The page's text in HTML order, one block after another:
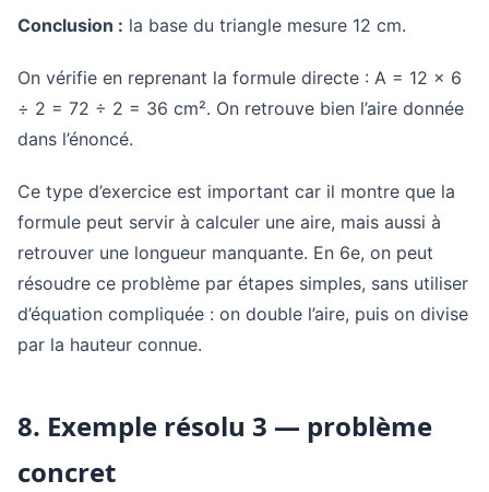
Conclusion : la base du triangle mesure 12 cm.
On vérifie en reprenant la formule directe : A = 12 × 6
÷ 2 = 72 ÷ 2 = 36 cm². On retrouve bien l’aire donnée
dans l’énoncé.
Ce type d’exercice est important car il montre que la
formule peut servir à calculer une aire, mais aussi à
retrouver une longueur manquante. En 6e, on peut
résoudre ce problème par étapes simples, sans utiliser
d’équation compliquée : on double l’aire, puis on divise
par la hauteur connue.
8. Exemple résolu 3 — problème
concret